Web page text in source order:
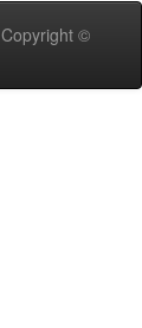
Copyright ©